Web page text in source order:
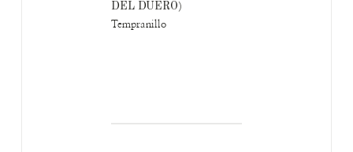
DEL DUERO)
Tempranillo